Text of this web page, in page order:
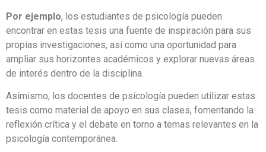
Por ejemplo, los estudiantes de psicología pueden
encontrar en estas tesis una fuente de inspiración para sus
propias investigaciones, así como una oportunidad para
ampliar sus horizontes académicos y explorar nuevas áreas
de interés dentro de la disciplina.
Asimismo, los docentes de psicología pueden utilizar estas
tesis como material de apoyo en sus clases, fomentando la
reflexión crítica y el debate en torno a temas relevantes en la
psicología contemporánea.